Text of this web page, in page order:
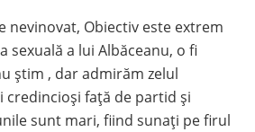
nevinovat, Obiectiv este extrem
sexuală a lui Albăceanu, o fi
știm , dar admirăm zelul
față de partid și
sunt mari, fiind sunați pe firul